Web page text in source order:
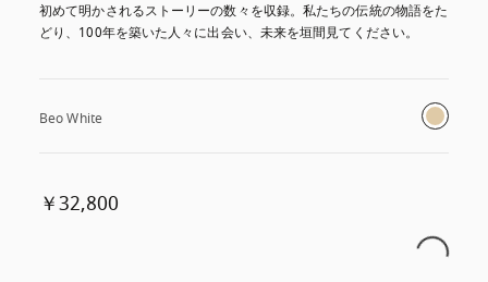
初めて明かされるストーリーの数々を収録。私たちの伝統の物語をた
どり、100年を築いた人々に出会い、未来を垣間見てください。
Beo White
￥32,800